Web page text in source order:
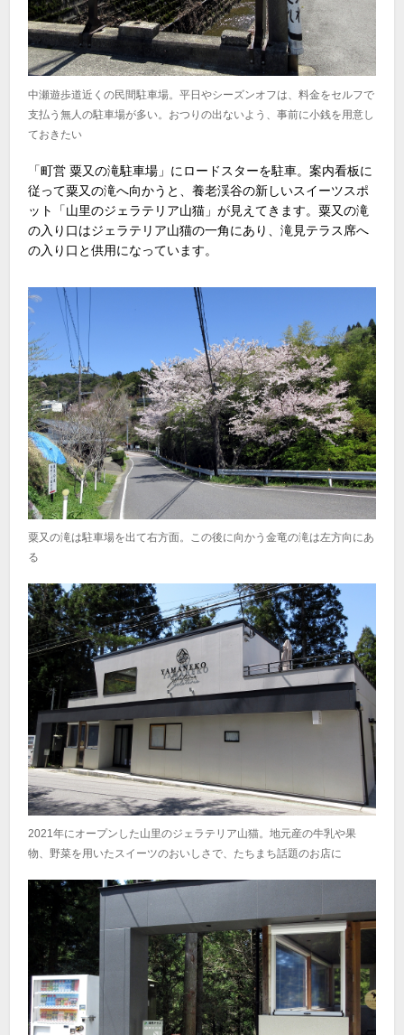
中瀬遊歩道近くの民間駐車場。平日やシーズンオフは、料金をセルフで
支払う無人の駐車場が多い。おつりの出ないよう、事前に小銭を用意し
ておきたい
「町営 粟又の滝駐車場」にロードスターを駐車。案内看板に
従って粟又の滝へ向かうと、養老渓谷の新しいスイーツスポ
ット「山里のジェラテリア山猫」が見えてきます。粟又の滝
の入り口はジェラテリア山猫の一角にあり、滝見テラス席へ
の入り口と供用になっています。
粟又の滝は駐車場を出て右方面。この後に向かう金竜の滝は左方向にあ
る
2021年にオープンした山里のジェラテリア山猫。地元産の牛乳や果
物、野菜を用いたスイーツのおいしさで、たちまち話題のお店に